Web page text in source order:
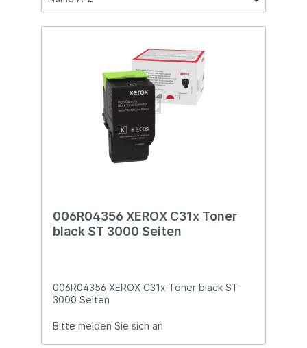
006R04356 XEROX C31x Toner
black ST 3000 Seiten
006R04356 XEROX C31x Toner black ST
3000 Seiten
Bitte melden Sie sich an